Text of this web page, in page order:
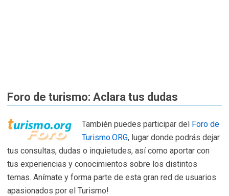
Foro de turismo: Aclara tus dudas
También puedes participar del Foro de
Turismo.ORG, lugar donde podrás dejar
tus consultas, dudas o inquietudes, así como aportar con
tus experiencias y conocimientos sobre los distintos
temas. Anímate y forma parte de esta gran red de usuarios
apasionados por el Turismo!